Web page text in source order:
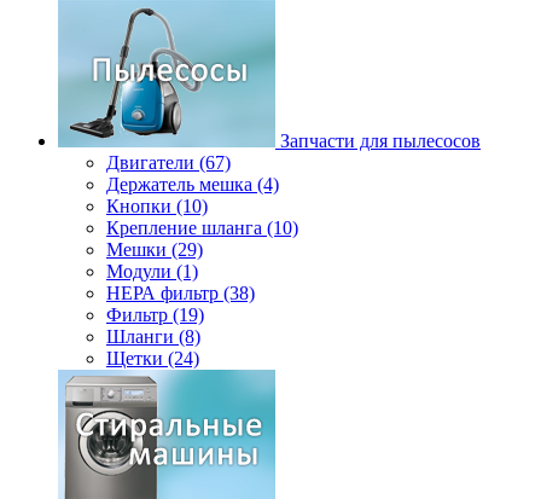
Запчасти для пылесосов
Двигатели (67)
Держатель мешка (4)
Кнопки (10)
Крепление шланга (10)
Мешки (29)
Модули (1)
НЕРА фильтр (38)
Фильтр (19)
Шланги (8)
Щетки (24)